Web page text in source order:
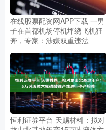
在线股票配资网APP下载 一男
子在首都机场停机坪绕飞机狂
奔，专家：涉嫌双重违法
恒利证券平台 天赐材料：拟对